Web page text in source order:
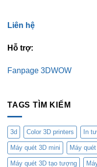
Liên hệ
Hỗ trợ:
Fanpage 3DWOW
TAGS TÌM KIẾM
3d Color 3D printers In
Máy quét 3D mini Máy
Máy quét 3D tạo tượng